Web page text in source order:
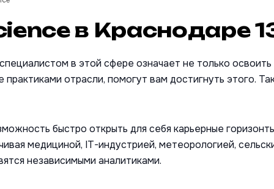
в Краснодаре
в этой сфере означает не только
отрасли, помогут вам достигнуть этого.
быстро открыть для себя карьерные
медициной, IT-индустрией, метеорологией,
независимыми аналитиками.